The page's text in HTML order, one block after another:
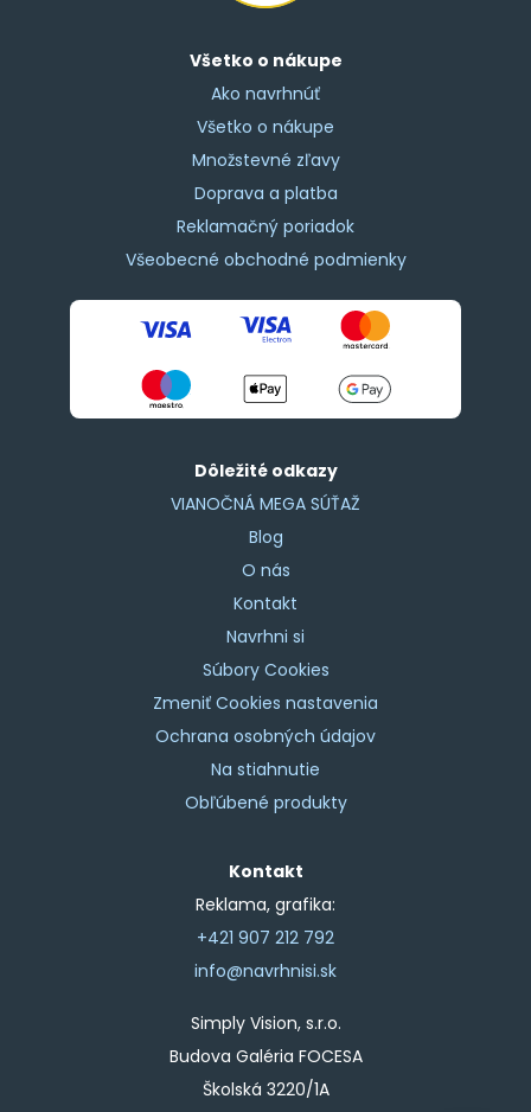
Všetko o nákupe
Ako navrhnúť
Všetko o nákupe
Množstevné zľavy
Doprava a platba
Reklamačný poriadok
Všeobecné obchodné podmienky
Dôležité odkazy
VIANOČNÁ MEGA SÚŤAŽ
Blog
O nás
Kontakt
Navrhni si
Súbory Cookies
Zmeniť Cookies nastavenia
Ochrana osobných údajov
Na stiahnutie
Obľúbené produkty
Kontakt
Reklama, grafika:
+421 907 212 792
info@navrhnisi.sk
Simply Vision, s.r.o.
Budova Galéria FOCESA
Školská 3220/1A